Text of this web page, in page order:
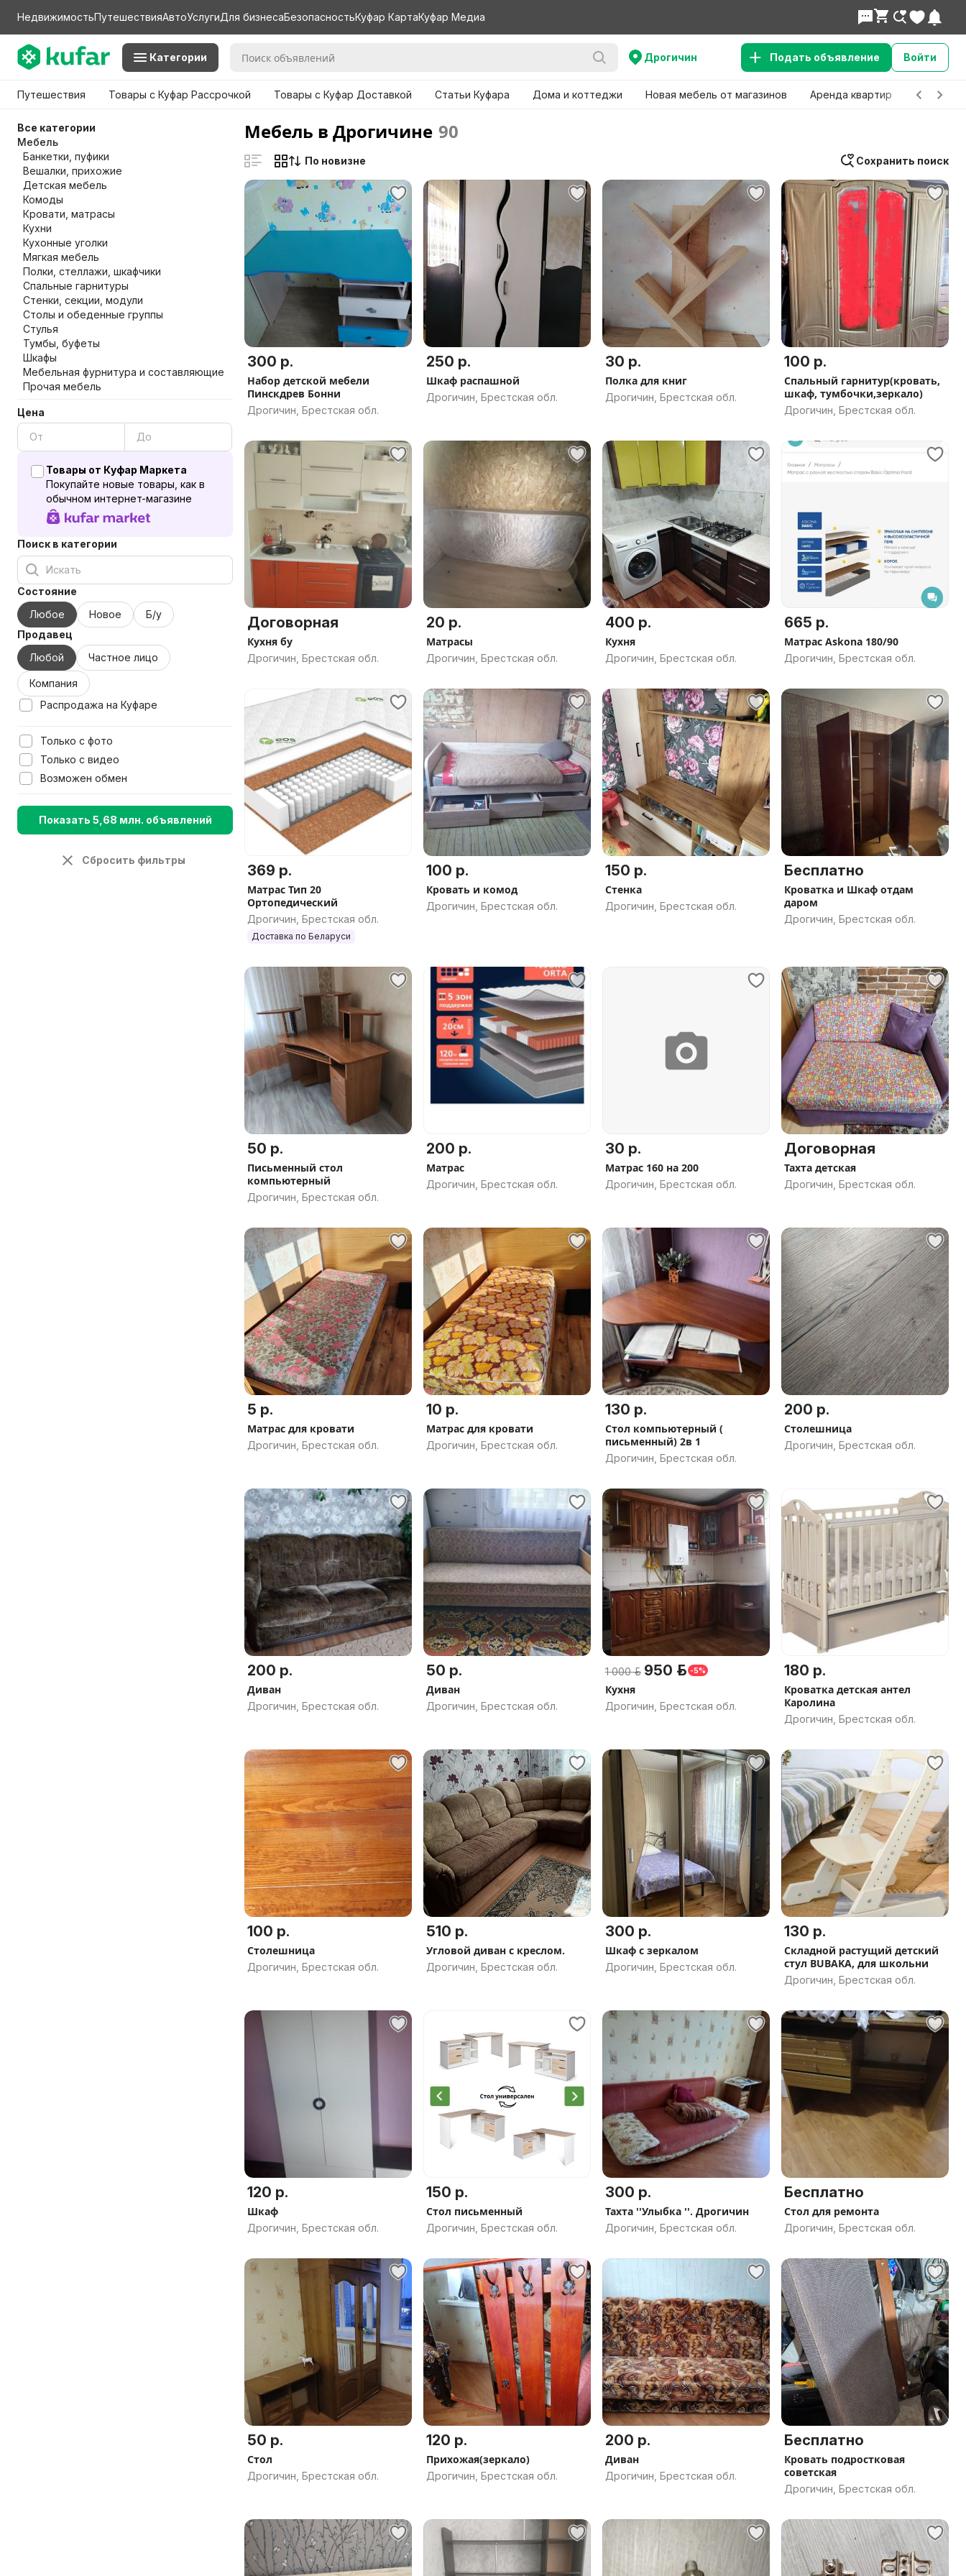
НедвижимостьПутешествияАвтоУслугиДля бизнесаБезопасностьКуфар КартаКуфар Медиа
Категории Дрогичин Подать объявление Войти
Путешествия Товары с Куфар Рассрочкой Товары с Куфар Доставкой Статьи Куфара Дома и коттеджи Новая мебель от магазинов Аренда квартир Детские
Все категории
Мебель
Банкетки, пуфики
Вешалки, прихожие
Детская мебель
Комоды
Кровати, матрасы
Кухни
Кухонные уголки
Мягкая мебель
Полки, стеллажи, шкафчики
Спальные гарнитуры
Стенки, секции, модули
Столы и обеденные группы
Стулья
Тумбы, буфеты
Шкафы
Мебельная фурнитура и составляющие
Прочая мебель
Цена
Товары от Куфар Маркета
Покупайте новые товары, как в
обычном интернет-магазине
Поиск в категории
Состояние
Любое
Новое
Б/у
Продавец
Любой
Частное лицо
Компания
Распродажа на Куфаре
Только с фото
Только с видео
Возможен обмен
Показать 5,68 млн. объявлений
Сбросить фильтры
Мебель в Дрогичине 90
Сохранить поиск
По новизне
300 р.
Набор детской мебели
Пинскдрев Бонни
Дрогичин, Брестская обл.
250 р.
Шкаф распашной
Дрогичин, Брестская обл.
30 р.
Полка для книг
Дрогичин, Брестская обл.
100 р.
Спальный гарнитур(кровать,
шкаф, тумбочки,зеркало)
Дрогичин, Брестская обл.
Договорная
Кухня бу
Дрогичин, Брестская обл.
20 р.
Матрасы
Дрогичин, Брестская обл.
400 р.
Кухня
Дрогичин, Брестская обл.
665 р.
Матрас Askona 180/90
Дрогичин, Брестская обл.
369 р.
Матрас Тип 20
Ортопедический
Дрогичин, Брестская обл.
Доставка по Беларуси
100 р.
Кровать и комод
Дрогичин, Брестская обл.
150 р.
Стенка
Дрогичин, Брестская обл.
Бесплатно
Кроватка и Шкаф отдам
даром
Дрогичин, Брестская обл.
50 р.
Письменный стол
компьютерный
Дрогичин, Брестская обл.
200 р.
Матрас
Дрогичин, Брестская обл.
30 р.
Матрас 160 на 200
Дрогичин, Брестская обл.
Договорная
Тахта детская
Дрогичин, Брестская обл.
5 р.
Матрас для кровати
Дрогичин, Брестская обл.
10 р.
Матрас для кровати
Дрогичин, Брестская обл.
130 р.
Стол компьютерный (
письменный) 2в 1
Дрогичин, Брестская обл.
200 р.
Столешница
Дрогичин, Брестская обл.
200 р.
Диван
Дрогичин, Брестская обл.
50 р.
Диван
Дрогичин, Брестская обл.
1 000 р. 950 р. -5%
Кухня
Дрогичин, Брестская обл.
180 р.
Кроватка детская антел
Каролина
Дрогичин, Брестская обл.
100 р.
Столешница
Дрогичин, Брестская обл.
510 р.
Угловой диван с креслом.
Дрогичин, Брестская обл.
300 р.
Шкаф с зеркалом
Дрогичин, Брестская обл.
130 р.
Складной растущий детский
стул BUBAKA, для школьни
Дрогичин, Брестская обл.
120 р.
Шкаф
Дрогичин, Брестская обл.
150 р.
Стол письменный
Дрогичин, Брестская обл.
300 р.
Тахта ''Улыбка ''. Дрогичин
Дрогичин, Брестская обл.
Бесплатно
Стол для ремонта
Дрогичин, Брестская обл.
50 р.
Стол
Дрогичин, Брестская обл.
120 р.
Прихожая(зеркало)
Дрогичин, Брестская обл.
200 р.
Диван
Дрогичин, Брестская обл.
Бесплатно
Кровать подростковая
советская
Дрогичин, Брестская обл.